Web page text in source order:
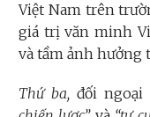
Việt Nam trên
giá trị văn minh
và tầm ảnh hưởng
Thứ ba, đối